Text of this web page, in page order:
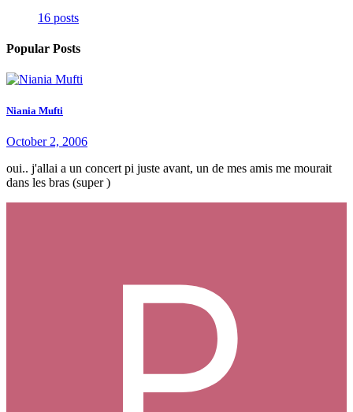
16 posts
Popular Posts
Niania Mufti
October 2, 2006
oui.. j'allai a un concert pi juste avant, un de mes amis me mourait
dans les bras (super )